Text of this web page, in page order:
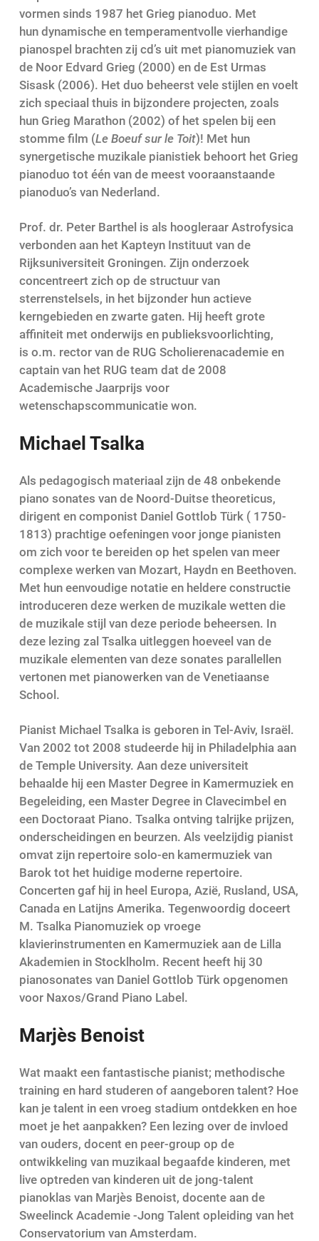
vormen sinds 1987 het Grieg pianoduo. Met
hun dynamische en temperamentvolle vierhandige
pianospel brachten zij cd’s uit met pianomuziek van
de Noor Edvard Grieg (2000) en de Est Urmas
Sisask (2006). Het duo beheerst vele stijlen en voelt
zich speciaal thuis in bijzondere projecten, zoals
hun Grieg Marathon (2002) of het spelen bij een
stomme film (Le Boeuf sur le Toit)! Met hun
synergetische muzikale pianistiek behoort het Grieg
pianoduo tot één van de meest vooraanstaande
pianoduo’s van Nederland.
Prof. dr. Peter Barthel is als hoogleraar Astrofysica
verbonden aan het Kapteyn Instituut van de
Rijksuniversiteit Groningen. Zijn onderzoek
concentreert zich op de structuur van
sterrenstelsels, in het bijzonder hun actieve
kerngebieden en zwarte gaten. Hij heeft grote
affiniteit met onderwijs en publieksvoorlichting,
is o.m. rector van de RUG Scholierenacademie en
captain van het RUG team dat de 2008
Academische Jaarprijs voor
wetenschapscommunicatie won.
Michael Tsalka
Als pedagogisch materiaal zijn de 48 onbekende
piano sonates van de Noord-Duitse theoreticus,
dirigent en componist Daniel Gottlob Türk ( 1750-
1813) prachtige oefeningen voor jonge pianisten
om zich voor te bereiden op het spelen van meer
complexe werken van Mozart, Haydn en Beethoven.
Met hun eenvoudige notatie en heldere constructie
introduceren deze werken de muzikale wetten die
de muzikale stijl van deze periode beheersen. In
deze lezing zal Tsalka uitleggen hoeveel van de
muzikale elementen van deze sonates parallellen
vertonen met pianowerken van de Venetiaanse
School.
Pianist Michael Tsalka is geboren in Tel-Aviv, Israël.
Van 2002 tot 2008 studeerde hij in Philadelphia aan
de Temple University. Aan deze universiteit
behaalde hij een Master Degree in Kamermuziek en
Begeleiding, een Master Degree in Clavecimbel en
een Doctoraat Piano. Tsalka ontving talrijke prijzen,
onderscheidingen en beurzen. Als veelzijdig pianist
omvat zijn repertoire solo-en kamermuziek van
Barok tot het huidige moderne repertoire.
Concerten gaf hij in heel Europa, Azië, Rusland, USA,
Canada en Latijns Amerika. Tegenwoordig doceert
M. Tsalka Pianomuziek op vroege
klavierinstrumenten en Kamermuziek aan de Lilla
Akademien in Stocklholm. Recent heeft hij 30
pianosonates van Daniel Gottlob Türk opgenomen
voor Naxos/Grand Piano Label.
Marjès Benoist
Wat maakt een fantastische pianist; methodische
training en hard studeren of aangeboren talent? Hoe
kan je talent in een vroeg stadium ontdekken en hoe
moet je het aanpakken? Een lezing over de invloed
van ouders, docent en peer-group op de
ontwikkeling van muzikaal begaafde kinderen, met
live optreden van kinderen uit de jong-talent
pianoklas van Marjès Benoist, docente aan de
Sweelinck Academie -Jong Talent opleiding van het
Conservatorium van Amsterdam.